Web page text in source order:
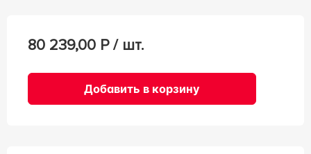
80 239,00 Р / шт.
Добавить в корзину